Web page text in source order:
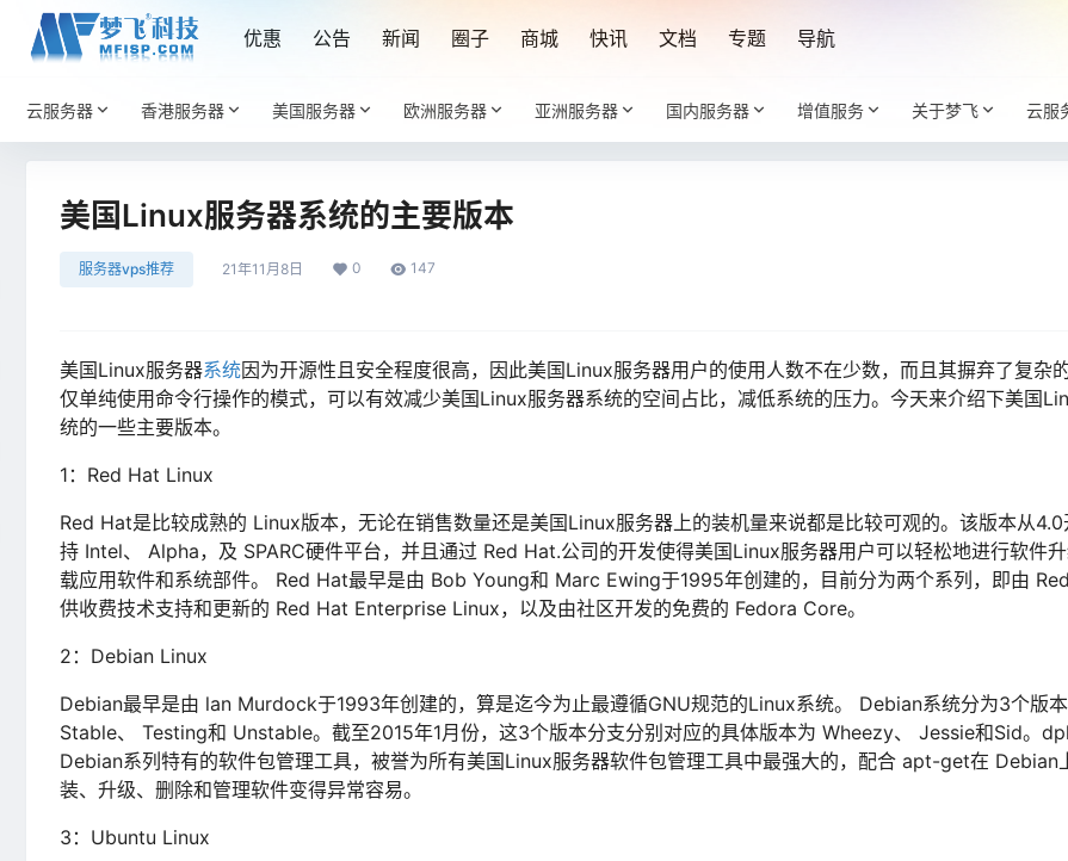
优惠 公告 新闻 圈子 商城 快讯 文档 专题 导航
云服务器 香港服务器 美国服务器 欧洲服务器 亚洲服务器 国内服务器 增值服务 关于梦飞 云服
美国Linux服务器系统的主要版本
服务器vps推荐 21年11月8日 0 147
美国Linux服务器系统因为开源性且安全程度很高，因此美国Linux服务器用户的使用人数不在少数，而且其摒弃了复杂
仅单纯使用命令行操作的模式，可以有效减少美国Linux服务器系统的空间占比，减低系统的压力。今天来介绍下美国
统的一些主要版本。
1：Red Hat Linux
Red Hat是比较成熟的 Linux版本，无论在销售数量还是美国Linux服务器上的装机量来说都是比较可观的。该版本从4.0
持 Intel、 Alpha，及 SPARC硬件平台，并且通过 Red Hat.公司的开发使得美国Linux服务器用户可以轻松地进行软件
载应用软件和系统部件。 Red Hat最早是由 Bob Young和 Marc Ewing于1995年创建的，目前分为两个系列，即由
供收费技术支持和更新的 Red Hat Enterprise Linux，以及由社区开发的免费的 Fedora Core。
2：Debian Linux
Debian最早是由 lan Murdock于1993年创建的，算是迄今为止最遵循GNU规范的Linux系统。 Debian系统分为3个版
Stable、 Testing和 Unstable。截至2015年1月份，这3个版本分支分别对应的具体版本为 Wheezy、 Jessie和Sid。
Debian系列特有的软件包管理工具，被誉为所有美国Linux服务器软件包管理工具中最强大的，配合 apt-get在 Debian
装、升级、删除和管理软件变得异常容易。
3：Ubuntu Linux